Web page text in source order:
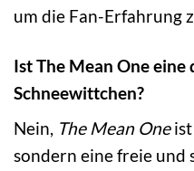
um die Fan-Erfahrung
Ist The Mean One
Schneewittchen?
Nein, The Mean Oneist
sondern eine freie und